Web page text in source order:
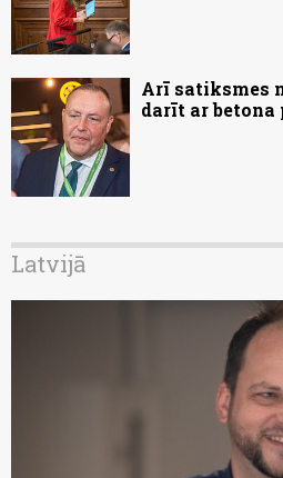
Arī satiksmes
darīt ar betona
Latvijā